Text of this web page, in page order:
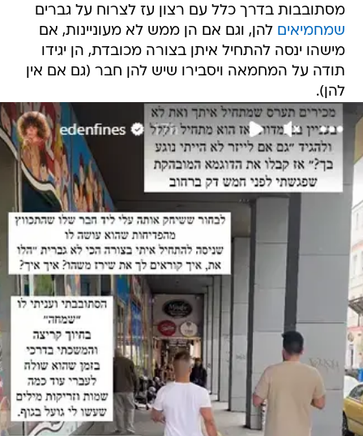
מסתובבות בדרך כלל עם רצון עז לצרוח על גברים
שמחמיאים להן, וגם אם הן ממש לא מעוניינות, אם
מישהו ינסה להתחיל איתן בצורה מכובדת, הן יגידו
תודה על המחמאה ויסבירו שיש להן חבר (גם אם אין
להן).